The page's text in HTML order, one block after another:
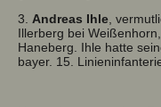
3. Andreas Ihle ,
Illerberg bei
Haneberg. Ihle hatte
bayer. 15.